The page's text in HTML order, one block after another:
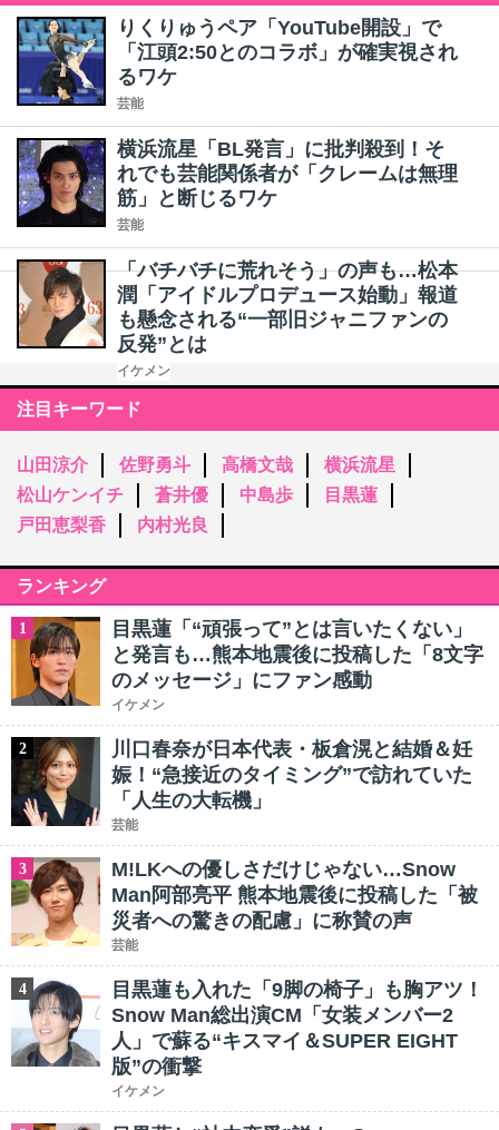
りくりゅうペア「YouTube開設」で
「江頭2:50とのコラボ」が確実視され
るワケ
芸能
横浜流星「BL発言」に批判殺到！そ
れでも芸能関係者が「クレームは無理
筋」と断じるワケ
芸能
「バチバチに荒れそう」の声も…松本
潤「アイドルプロデュース始動」報道
も懸念される“一部旧ジャニファンの
反発”とは
イケメン
注目キーワード
山田涼介 佐野勇斗 高橋文哉
横浜流星
松山ケンイチ
蒼井優 中島歩
目黒蓮
戸田恵梨香
内村光良
ランキング
1
目黒蓮「“頑張って”とは言いたくない」
と発言も…熊本地震後に投稿した「8文字
のメッセージ」にファン感動
イケメン
2
川口春奈が日本代表・板倉滉と結婚＆妊
娠！“急接近のタイミング”で訪れていた
「人生の大転機」
芸能
3
M!LKへの優しさだけじゃない…Snow
Man阿部亮平 熊本地震後に投稿した「被
災者への驚きの配慮」に称賛の声
芸能
4
目黒蓮も入れた「9脚の椅子」も胸アツ！
Snow Man総出演CM「女装メンバー2
人」で蘇る“キスマイ＆SUPER EIGHT
版”の衝撃
イケメン